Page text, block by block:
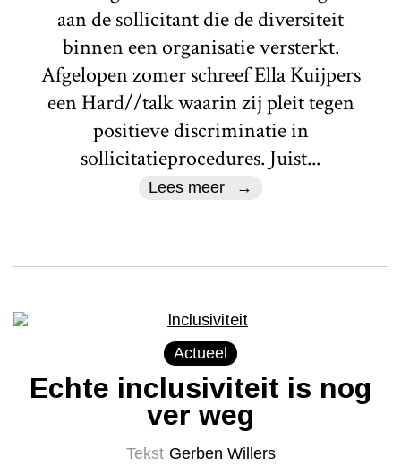
aan de sollicitant die de diversiteit
binnen een organisatie versterkt.
Afgelopen zomer schreef Ella Kuijpers
een Hard//talk waarin zij pleit tegen
positieve discriminatie in
sollicitatieprocedures. Juist...
Lees meer
Actueel
Echte inclusiviteit is nog
ver weg
Tekst Gerben Willers